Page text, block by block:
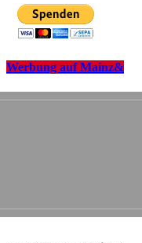
Werbung auf Mainz&